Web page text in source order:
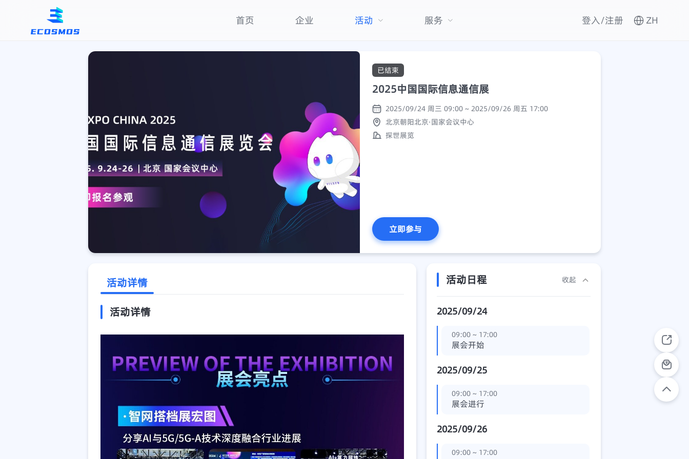
首页 企业 活动 服务 登入/注册 ZH
已结束
2025中国国际信息通信展
2025/09/24 周三 09:00 ~ 2025/09/26 周五 17:00
北京朝阳北京·国家会议中心
探世展览
立即参与
活动详情
活动详情
活动日程 收起
2025/09/24
09:00 ~ 17:00
展会开始
2025/09/25
09:00 ~ 17:00
展会进行
2025/09/26
09:00 ~ 17:00